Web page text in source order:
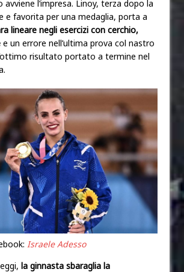
avviene l’impresa. Linoy, terza dopo la
e favorita per una medaglia, porta a
lineare negli esercizi con cerchio,
e un errore nell’ultima prova col nastro
risultato portato a termine nel
Israele Adesso
la ginnasta sbaraglia la